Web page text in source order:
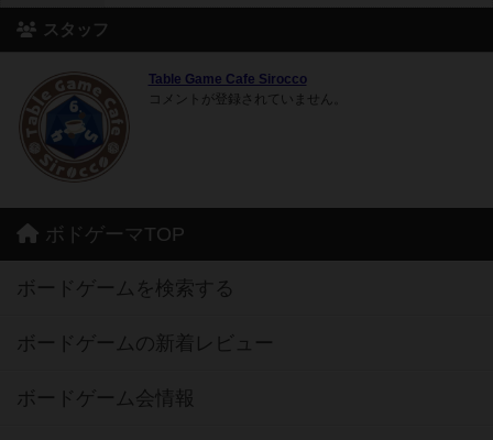
スタッフ
Table Game Cafe Sirocco
コメントが登録されていません。
ボドゲーマTOP
ボードゲームを検索する
ボードゲームの新着レビュー
ボードゲーム会情報